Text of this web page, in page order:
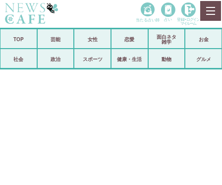
政治
当たる占い師 占い 登録• ログイン
マイルーム
TOP 芸能 女性 恋愛
面白ネタ
雑学
お金
社会 政治 スポーツ 健康・生活 動物 グルメ